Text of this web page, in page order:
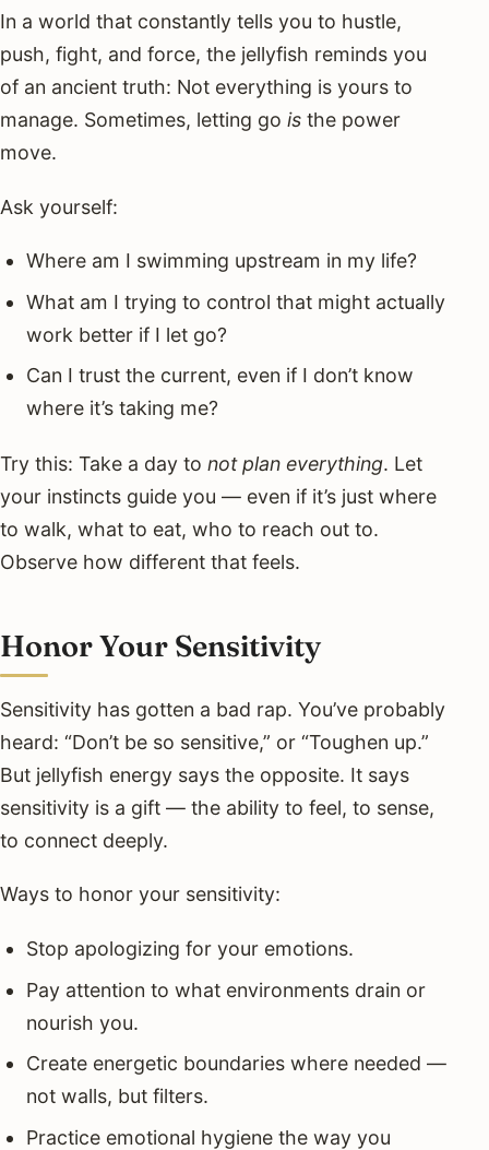
In a world that constantly tells you to hustle,
push, fight, and force, the jellyfish reminds you
of an ancient truth: Not everything is yours to
manage. Sometimes, letting go is the power
move.
Ask yourself:
Where am I swimming upstream in my life?
What am I trying to control that might actually
work better if I let go?
Can I trust the current, even if I don’t know
where it’s taking me?
Try this: Take a day to not plan everything. Let
your instincts guide you — even if it’s just where
to walk, what to eat, who to reach out to.
Observe how different that feels.
Honor Your Sensitivity
Sensitivity has gotten a bad rap. You’ve probably
heard: “Don’t be so sensitive,” or “Toughen up.”
But jellyfish energy says the opposite. It says
sensitivity is a gift — the ability to feel, to sense,
to connect deeply.
Ways to honor your sensitivity:
Stop apologizing for your emotions.
Pay attention to what environments drain or
nourish you.
Create energetic boundaries where needed —
not walls, but filters.
Practice emotional hygiene the way you